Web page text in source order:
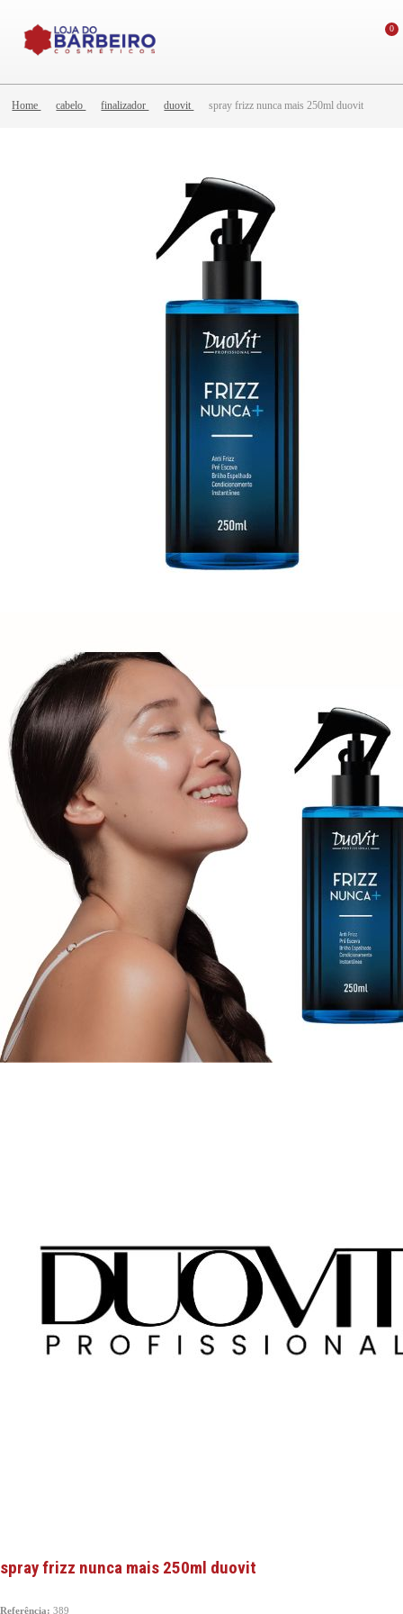
0
Home cabelo finalizador duovit spray frizz nunca mais 250ml duovit
spray frizz nunca mais 250ml duovit
Referência: 389